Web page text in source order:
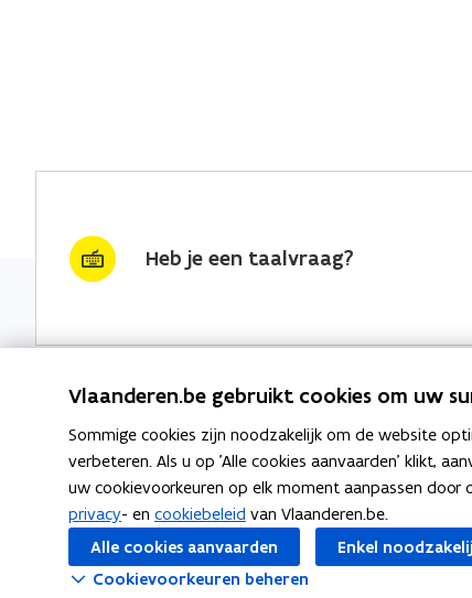
Heb je een taalvraag?
Nieuwsbrief krijgen?
vraag & woord van de week
wekelijks in je mailbox
Schrijf je in
Vlaanderen.be gebruikt cookies om uw
Sommige cookies zijn noodzakelijk om de website
verbeteren. Als u op 'Alle cookies aanvaarden' klikt,
uw cookievoorkeuren op elk moment aanpassen
privacy- en cookiebeleid van Vlaanderen.be.
Alle cookies aanvaarden
Enkel
Cookievoorkeuren beheren